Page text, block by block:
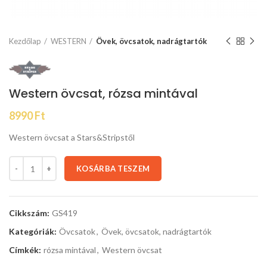
Kezdőlap WESTERN Övek, övcsatok, nadrágtartók
Western övcsat, rózsa mintával
8990Ft
Western övcsat a Stars&Stripstől
KOSÁRBA TESZEM
Cikkszám: GS419
Kategóriák: Övcsatok, Övek, övcsatok, nadrágtartók
Címkék: rózsa mintával, Western övcsat